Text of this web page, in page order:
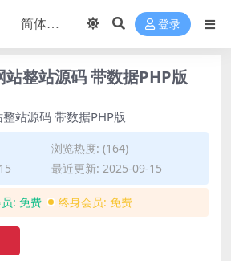
登录
站整站源码 带数据PHP版
浏览热度: (164)
最近更新: 2025-09-15
: 免费 终身会员: 免费